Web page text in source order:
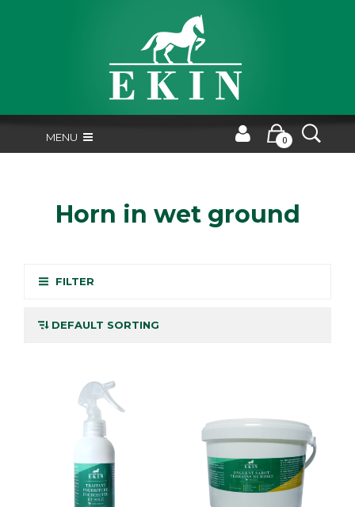
MENU 0
Horn in wet ground
FILTER